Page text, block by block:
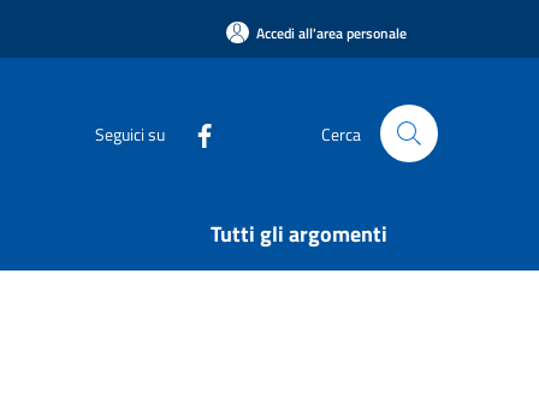
Accedi all'area personale
Seguici su Cerca
Tutti gli argomenti